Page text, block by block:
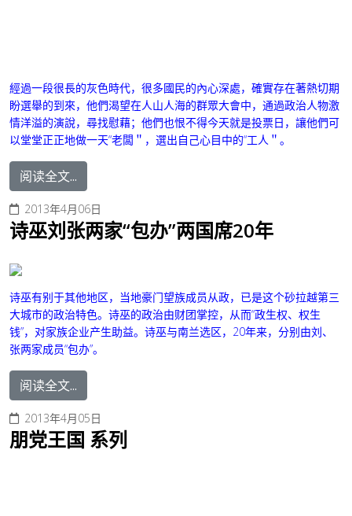
經過一段很長的灰色時代，很多國民的內心深處，確實存在著熱切期
盼選舉的到來，他們渴望在人山人海的群眾大會中，通過政治人物激
情洋溢的演說，尋找慰藉；他們也恨不得今天就是投票日，讓他們可
以堂堂正正地做一天“老闆＂，選出自己心目中的“工人＂。
阅读全文...
2013年4月06日
诗巫刘张两家“包办”两国席20年
诗巫有别于其他地区，当地豪门望族成员从政，已是这个砂拉越第三
大城市的政治特色。诗巫的政治由财团掌控，从而“政生权、权生
钱”，对家族企业产生助益。诗巫与南兰选区，20年来，分别由刘、
张两家成员“包办”。
阅读全文...
2013年4月05日
朋党王国 系列